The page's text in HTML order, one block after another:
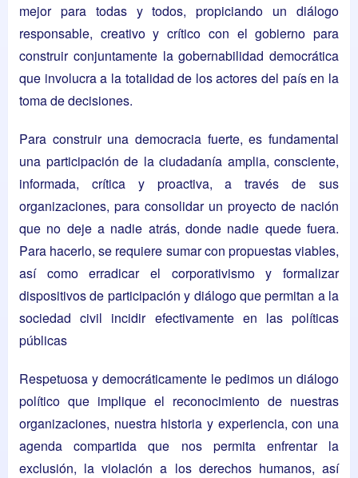
mejor para todas y todos, propiciando un diálogo
responsable, creativo y crítico con el gobierno para
construir conjuntamente la gobernabilidad democrática
que involucra a la totalidad de los actores del país en la
toma de decisiones.
Para construir una democracia fuerte, es fundamental
una participación de la ciudadanía amplia, consciente,
informada, crítica y proactiva, a través de sus
organizaciones, para consolidar un proyecto de nación
que no deje a nadie atrás, donde nadie quede fuera.
Para hacerlo, se requiere sumar con propuestas viables,
así como erradicar el corporativismo y formalizar
dispositivos de participación y diálogo que permitan a la
sociedad civil incidir efectivamente en las políticas
públicas
Respetuosa y democráticamente le pedimos un diálogo
político que implique el reconocimiento de nuestras
organizaciones, nuestra historia y experiencia, con una
agenda compartida que nos permita enfrentar la
exclusión, la violación a los derechos humanos, así